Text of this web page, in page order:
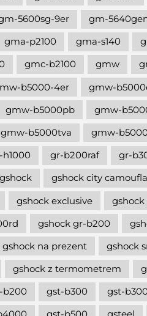
5600sg-9er gm-
gma-p2100 gma-s140
gmc-b2100 gmw
b5000-4er
gmw-
gmw-b5000pb
gmw-
gmw-b5000tva gmw-
gr-b200raf
gr-
gshock
gshock city
gshock exclusive
gshock
gshock gr-b200
gshock na prezent
gshock
gshock z termometrem
b200 gst-b300
gst-